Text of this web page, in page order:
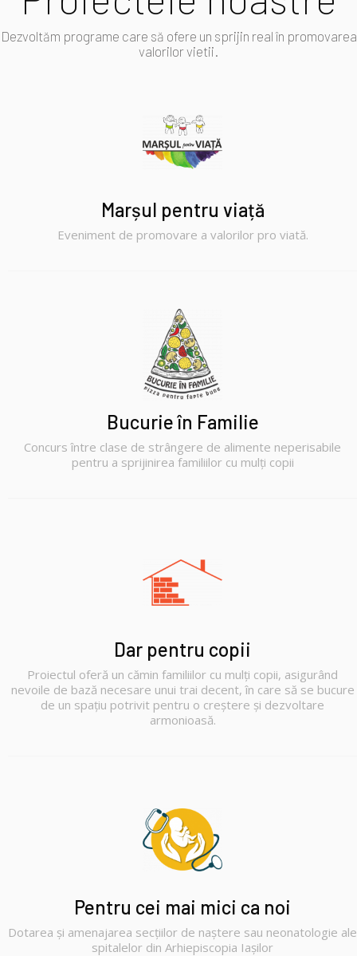
Dezvoltăm programe care să ofere un sprijin real în promovarea
valorilor vietii.
Marșul pentru viață
Eveniment de promovare a valorilor pro viată.
Bucurie în Familie
Concurs între clase de strângere de alimente neperisabile
pentru a sprijinirea familiilor cu mulți copii
Dar pentru copii
Proiectul oferă un cămin familiilor cu mulți copii, asigurând
nevoile de bază necesare unui trai decent, în care să se bucure
de un spațiu potrivit pentru o creștere și dezvoltare
armonioasă.
Pentru cei mai mici ca noi
Dotarea și amenajarea secțiilor de naștere sau neonatologie ale
spitalelor din Arhiepiscopia Iașilor